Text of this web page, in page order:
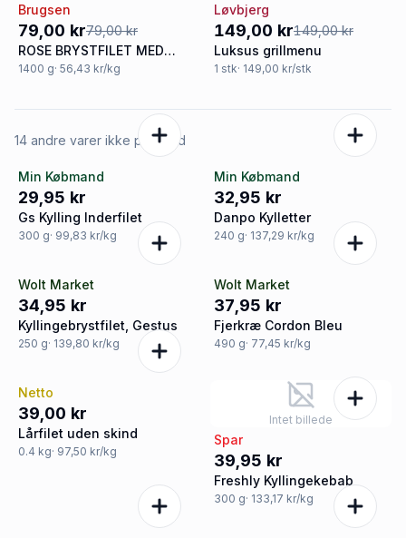
Tilbud
Brugsen
79,00 kr79,00 kr
ROSE BRYSTFILET MED
LAGE
1400 g· 56,43 kr/kg
Tilbud
Løvbjerg
149,00 kr149,00 kr
Luksus grillmenu
1 stk· 149,00 kr/stk
14 andre varer ikke på tilbud
Min Købmand
29,95 kr
Gs Kylling Inderfilet
300 g· 99,83 kr/kg
Min Købmand
32,95 kr
Danpo Kylletter
240 g· 137,29 kr/kg
Wolt Market
34,95 kr
Kyllingebrystfilet, Gestus
250 g· 139,80 kr/kg
Wolt Market
37,95 kr
Fjerkræ Cordon Bleu
490 g· 77,45 kr/kg
Netto
39,00 kr
Lårfilet uden skind
0.4 kg· 97,50 kr/kg
Intet billede
Spar
39,95 kr
Freshly Kyllingekebab
300 g· 133,17 kr/kg